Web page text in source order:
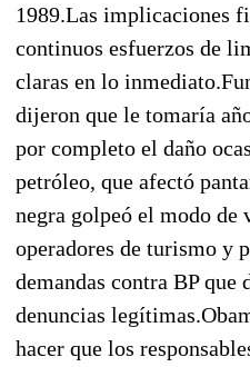
1989.Las implicaciones
continuos esfuerzos de
claras en lo
dijeron que le tomaría
por completo el daño
petróleo, que afectó
negra golpeó el modo de
operadores de turismo y
demandas contra BP que
denuncias
hacer que los